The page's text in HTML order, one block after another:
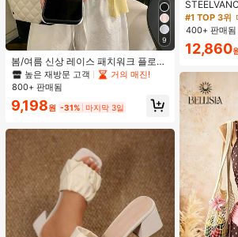
9
봄/여름 신상 레이스 패치워크 플로럴
트림 소프트 니트 가디건 경량 재킷 탑
여성용, 코티지코어 옐로우
높은 재방문 고객
거의 매진!
800+ 판매됨
9,198원 -31% 마지막 3일
반팔 셔츠,
격식 또는
사무실, 캐
도, 편안한
나 선물하기
#1 TOP 3위
400+ 판매됨
12,860